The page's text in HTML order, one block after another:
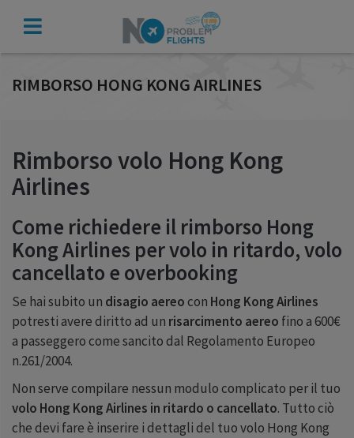
RIMBORSO HONG KONG AIRLINES
Rimborso volo Hong Kong
Airlines
Come richiedere il rimborso Hong
Kong Airlines per volo in ritardo, volo
cancellato e overbooking
Se hai subito un disagio aereocon Hong Kong Airlines
potresti avere diritto ad un risarcimento aereo fino a 600€
a passeggero come sancito dal Regolamento Europeo
n.261/2004.
Non serve compilare nessun modulo complicato per il tuo
volo Hong Kong Airlines in ritardo o cancellato. Tutto ciò
che devi fare è inserire i dettagli del tuo volo Hong Kong